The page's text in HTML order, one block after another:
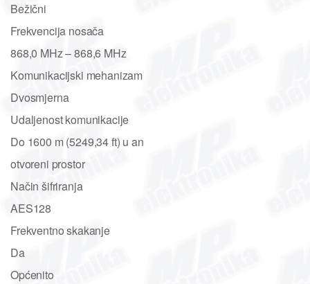
Bežični
Frekvencija nosača
868,0 MHz – 868,6 MHz
Komunikacijski mehanizam
Dvosmjerna
Udaljenost komunikacije
Do 1600 m (5249,34 ft) u an
otvoreni prostor
Način šifriranja
AES128
Frekventno skakanje
Da
Općenito